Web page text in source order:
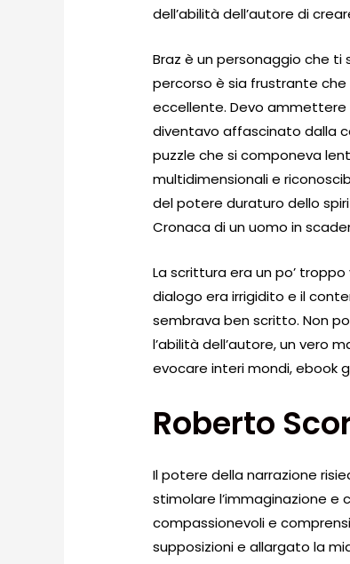
dell’abilità dell’autore di
Braz è un personaggio che ti
percorso è sia frustrante
eccellente. Devo ammettere
diventavo affascinato dalla
puzzle che si componeva
multidimensionali e
del potere duraturo dello
Cronaca di un uomo in
La scrittura era un po’
dialogo era irrigidito e il
sembrava ben scritto. Non
l’abilità dell’autore, un vero
evocare interi mondi, ebook
Roberto
Il potere della narrazione
stimolare l’immaginazione e
compassionevoli e
supposizioni e allargato la